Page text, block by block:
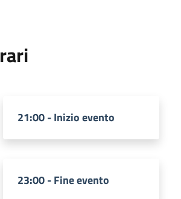
21:00 - Inizio evento
23:00 - Fine evento